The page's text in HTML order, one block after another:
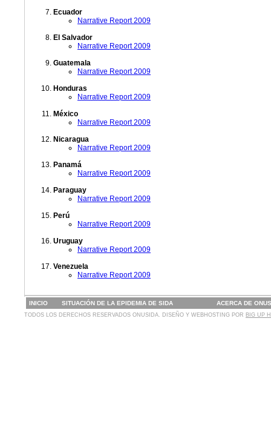
Ecuador
Narrative Report 2009
El Salvador
Narrative Report 2009
Guatemala
Narrative Report 2009
Honduras
Narrative Report 2009
México
Narrative Report 2009
Nicaragua
Narrative Report 2009
Panamá
Narrative Report 2009
Paraguay
Narrative Report 2009
Perú
Narrative Report 2009
Uruguay
Narrative Report 2009
Venezuela
Narrative Report 2009
INICIO SITUACIÓN DE LA EPIDEMIA DE SIDA ACERCA DE
TODOS LOS DERECHOS RESERVADOS ONUSIDA. DISEÑO Y WEBHOSTING POR BIG UP